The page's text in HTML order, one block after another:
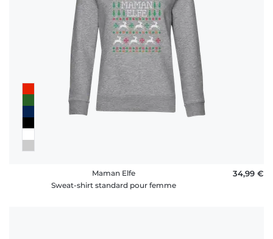
Maman Elfe
Sweat-shirt standard pour femme
34,99 €